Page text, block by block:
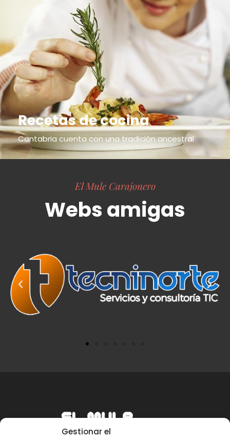
Gestionar el
Recetas de cocina
Cantabria cuenta con una tradición ancestral
El Mule Carajonero
Webs amigas